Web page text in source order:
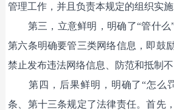
管理工作，并且负责本规定的组织实施
第三，立意鲜明，明确了“管什么
第六条明确要管三类网络信息，即鼓
禁止发布违法网络信息、防范和抵制不
第四，后果鲜明，明确了“怎么
条、第十三条规定了法律责任。首先